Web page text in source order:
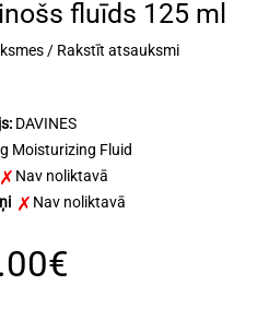
fluīds 125 ml
/ Rakstīt atsauksmi
DAVINES
Moisturizing Fluid
Nav noliktavā
Nav noliktavā